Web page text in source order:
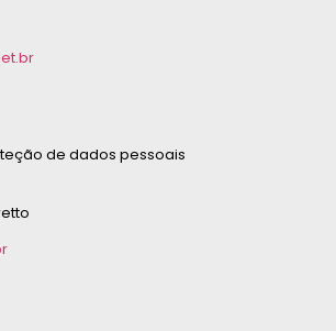
de dados pessoais